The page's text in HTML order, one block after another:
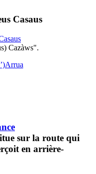
Casaus
Cazàws".
sur la route qui
en arrière-